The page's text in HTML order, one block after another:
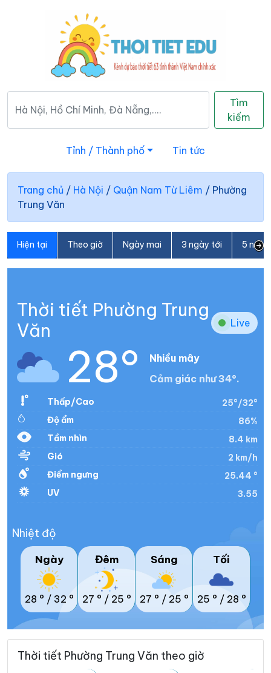
Tìm
kiếm
Tỉnh / Thành phố Tin tức
Trang chủ / Hà Nội / Quận Nam Từ Liêm / Phường
Trung Văn
Hiện tại Theo giờ Ngày mai 3 ngày tới 5
Thời tiết Phường Trung
Văn
Live
28°
Nhiều mây
Cảm giác như 34°.
Thấp/Cao
25°/32°
Độ ẩm
86%
Tầm nhìn
8.4 km
Gió
2 km/h
Điểm ngưng
25.44 °
UV
3.55
Nhiệt độ
Ngày
28 ° / 32 °
Đêm
27 ° / 25 °
Sáng
27 ° / 25 °
Tối
25 ° / 28 °
Thời tiết Phường Trung Văn theo giờ